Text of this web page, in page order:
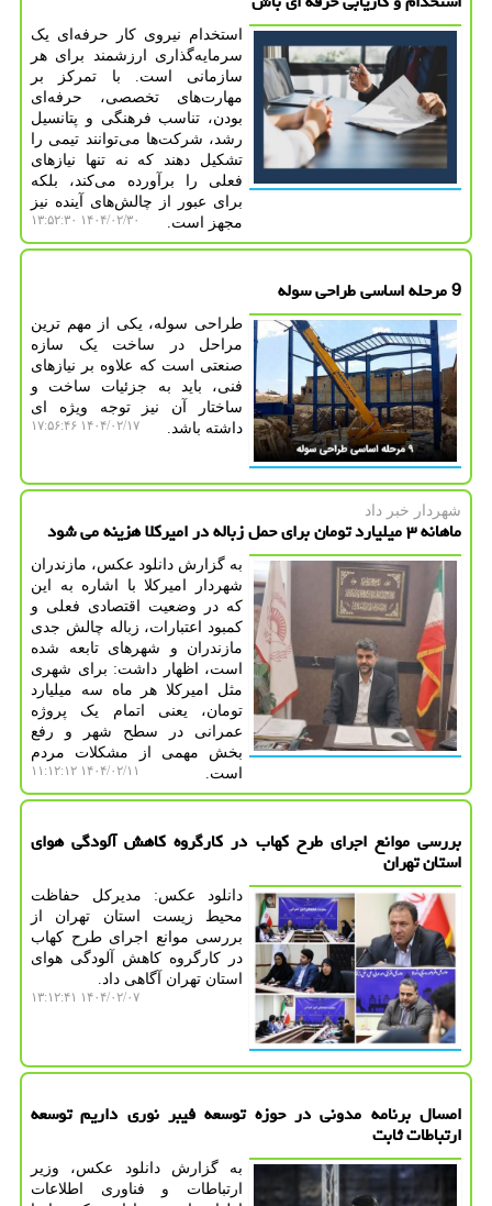
استخدام نیروی کار حرفه‌ای یک
سرمایه‌گذاری ارزشمند برای هر
سازمانی است. با تمرکز بر
مهارت‌های تخصصی، حرفه‌ای
بودن، تناسب فرهنگی و پتانسیل
رشد، شرکت‌ها می‌توانند تیمی را
تشکیل دهند که نه تنها نیازهای
فعلی را برآورده می‌کند، بلکه
برای عبور از چالش‌های آینده نیز
مجهز است.
۱۴۰۴/۰۲/۳۰ ۱۳:۵۲:۳۰
9 مرحله اساسی طراحی سوله
طراحی سوله، یکی از مهم ‌ترین
مراحل در ساخت یک سازه
صنعتی است که علاوه بر نیازهای
فنی، باید به جزئیات ساخت و
ساختار آن نیز توجه ویژه ‌ای
داشته باشد.
۱۴۰۴/۰۲/۱۷ ۱۷:۵۶:۴۶
شهردار خبر داد
ماهانه ۳ میلیارد تومان برای حمل زباله در امیرکلا هزینه می شود
به گزارش دانلود عکس، مازندران
شهردار امیرکلا با اشاره به این
که در وضعیت اقتصادی فعلی و
کمبود اعتبارات، زباله چالش جدی
مازندران و شهرهای تابعه شده
است، اظهار داشت: برای شهری
مثل امیرکلا هر ماه سه میلیارد
تومان، یعنی اتمام یک پروژه
عمرانی در سطح شهر و رفع
بخش مهمی از مشکلات مردم
است.
۱۴۰۴/۰۲/۱۱ ۱۱:۱۲:۱۲
بررسی موانع اجرای طرح کهاب در کارگروه کاهش آلودگی هوای
استان تهران
دانلود عکس: مدیرکل حفاظت
محیط زیست استان تهران از
بررسی موانع اجرای طرح کهاب
در کارگروه کاهش آلودگی هوای
استان تهران آگاهی داد.
۱۴۰۴/۰۲/۰۷ ۱۳:۱۲:۴۱
امسال برنامه مدونی در حوزه توسعه فیبر نوری داریم توسعه
ارتباطات ثابت
به گزارش دانلود عکس، وزیر
ارتباطات و فناوری اطلاعات